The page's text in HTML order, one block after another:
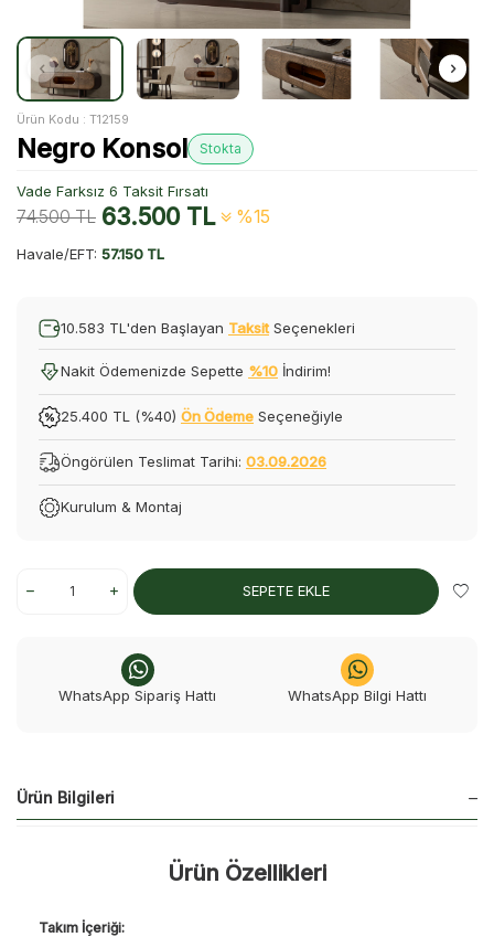
Ürün Kodu : T12159
Negro Konsol Stokta
Vade Farksız 6 Taksit Fırsatı
74.500TL 63.500TL %15
Havale/EFT: 57.150 TL
10.583 TL'den Başlayan Taksit Seçenekleri
Nakit Ödemenizde Sepette %10 İndirim!
25.400 TL (%40) Ön Ödeme Seçeneğiyle
Öngörülen Teslimat Tarihi: 03.09.2026
Kurulum & Montaj
SEPETE EKLE
WhatsApp Sipariş Hattı WhatsApp Bilgi Hattı
Ürün Bilgileri
Ürün Özellikleri
Takım İçeriği: